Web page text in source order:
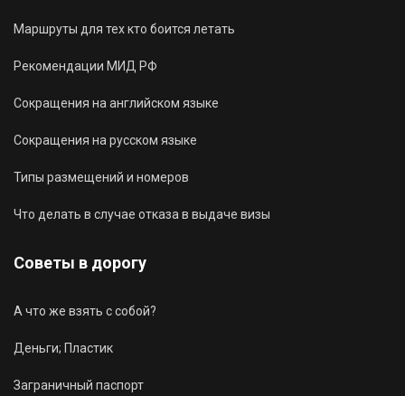
Маршруты для тех кто боится летать
Рекомендации МИД РФ
Сокращения на английском языке
Сокращения на русском языке
Типы размещений и номеров
Что делать в случае отказа в выдаче визы
Советы в дорогу
А что же взять с собой?
Деньги; Пластик
Заграничный паспорт